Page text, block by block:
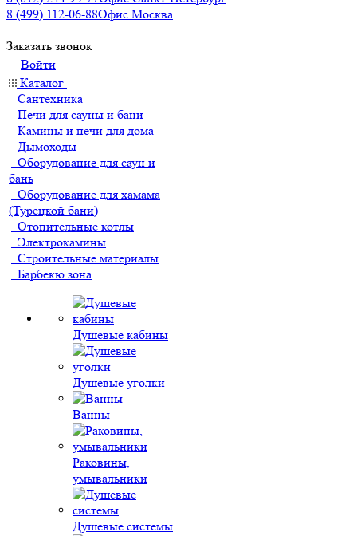
8 (499) 112-06-88Офис Москва
Заказать звонок
Войти
Каталог
Сантехника
Печи для сауны и бани
Камины и печи для дома
Дымоходы
Оборудование для саун и
бань
Оборудование для хамама
(Турецкой бани)
Отопительные котлы
Электрокамины
Строительные материалы
Барбекю зона
Душевые кабины
Душевые уголки
Ванны
Раковины,
умывальники
Душевые системы